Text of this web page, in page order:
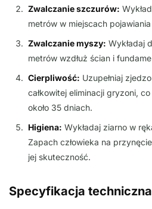
Zwalczanie szczurów:
metrów w miejscach
Zwalczanie myszy: Wykładaj
metrów wzdłuż ścian i
Cierpliwość: Uzupełniaj
całkowitej eliminacji gryzoni,
około 35 dniach.
Higiena: Wykładaj ziarno w
Zapach człowieka na
jej skuteczność.
Specyfikacja techniczna